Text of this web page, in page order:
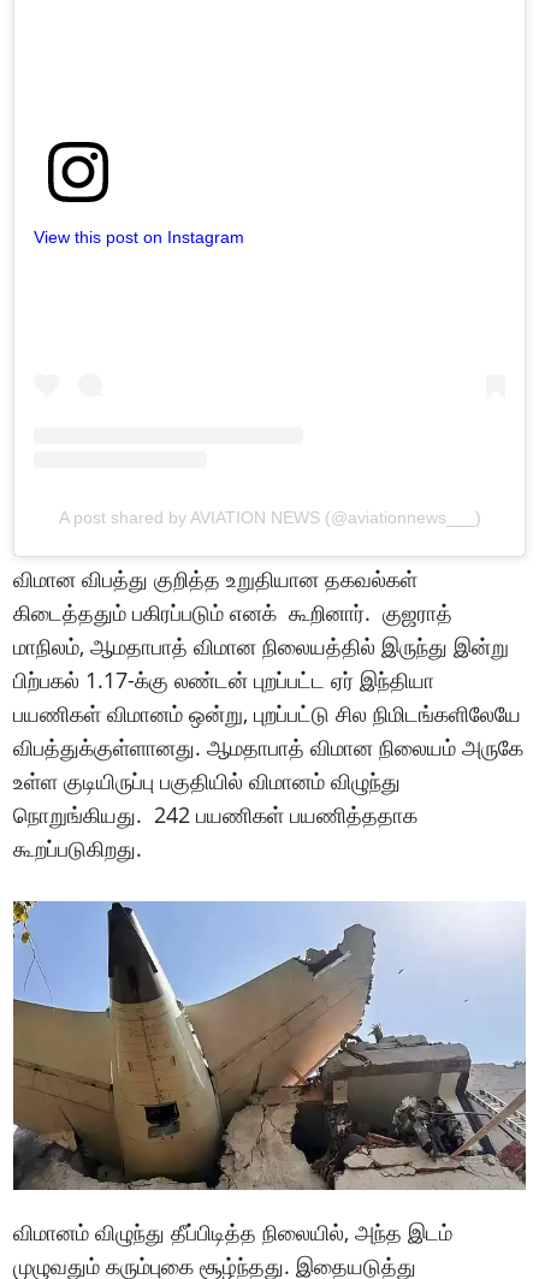
View this post on Instagram
A post shared by AVIATION NEWS (@aviationnews___)
விமான விபத்து குறித்த உறுதியான தகவல்கள்
கிடைத்ததும் பகிரப்படும் எனக் கூறினார். குஜராத்
மாநிலம், ஆமதாபாத் விமான நிலையத்தில் இருந்து இன்று
பிற்பகல் 1.17-க்கு லண்டன் புறப்பட்ட ஏர் இந்தியா
பயணிகள் விமானம் ஒன்று, புறப்பட்டு சில நிமிடங்களிலேயே
விபத்துக்குள்ளானது. ஆமதாபாத் விமான நிலையம் அருகே
உள்ள குடியிருப்பு பகுதியில் விமானம் விழுந்து
நொறுங்கியது. 242 பயணிகள் பயணித்ததாக
கூறப்படுகிறது.
விமானம் விழுந்து தீப்பிடித்த நிலையில், அந்த இடம்
முழுவதும் கரும்புகை சூழ்ந்தது. இதையடுத்து